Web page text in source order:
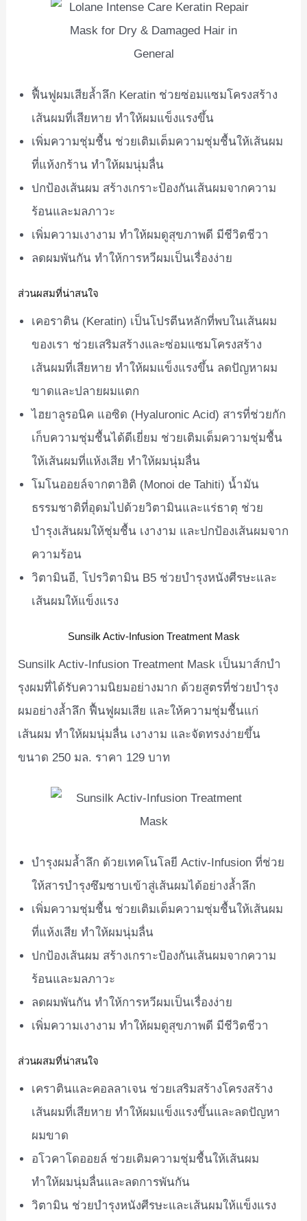
ฟื้นฟูผมเสียล้ำลึก Keratin ช่วยซ่อมแซมโครงสร้าง
เส้นผมที่เสียหาย ทำให้ผมแข็งแรงขึ้น
เพิ่มความชุ่มชื้น ช่วยเติมเต็มความชุ่มชื้นให้เส้นผม
ที่แห้งกร้าน ทำให้ผมนุ่มลื่น
ปกป้องเส้นผม สร้างเกราะป้องกันเส้นผมจากความ
ร้อนและมลภาวะ
เพิ่มความเงางาม ทำให้ผมดูสุขภาพดี มีชีวิตชีวา
ลดผมพันกัน ทำให้การหวีผมเป็นเรื่องง่าย
ส่วนผสมที่น่าสนใจ
เคอราติน (Keratin) เป็นโปรตีนหลักที่พบในเส้นผม
ของเรา ช่วยเสริมสร้างและซ่อมแซมโครงสร้าง
เส้นผมที่เสียหาย ทำให้ผมแข็งแรงขึ้น ลดปัญหาผม
ขาดและปลายผมแตก
ไฮยาลูรอนิค แอซิด (Hyaluronic Acid) สารที่ช่วยกัก
เก็บความชุ่มชื้นได้ดีเยี่ยม ช่วยเติมเต็มความชุ่มชื้น
ให้เส้นผมที่แห้งเสีย ทำให้ผมนุ่มลื่น
โมโนออยล์จากตาฮิติ (Monoi de Tahiti) น้ำมัน
ธรรมชาติที่อุดมไปด้วยวิตามินและแร่ธาตุ ช่วย
บำรุงเส้นผมให้ชุ่มชื้น เงางาม และปกป้องเส้นผมจาก
ความร้อน
วิตามินอี, โปรวิตามิน B5 ช่วยบำรุงหนังศีรษะและ
เส้นผมให้แข็งแรง
Sunsilk Activ-Infusion Treatment Mask
Sunsilk Activ-Infusion Treatment Mask เป็นมาส์กบำ
รุงผมที่ได้รับความนิยมอย่างมาก ด้วยสูตรที่ช่วยบำรุง
ผมอย่างล้ำลึก ฟื้นฟูผมเสีย และให้ความชุ่มชื้นแก่
เส้นผม ทำให้ผมนุ่มลื่น เงางาม และจัดทรงง่ายขึ้น
ขนาด 250 มล. ราคา 129 บาท
บำรุงผมล้ำลึก ด้วยเทคโนโลยี Activ-Infusion ที่ช่วย
ให้สารบำรุงซึมซาบเข้าสู่เส้นผมได้อย่างล้ำลึก
เพิ่มความชุ่มชื้น ช่วยเติมเต็มความชุ่มชื้นให้เส้นผม
ที่แห้งเสีย ทำให้ผมนุ่มลื่น
ปกป้องเส้นผม สร้างเกราะป้องกันเส้นผมจากความ
ร้อนและมลภาวะ
ลดผมพันกัน ทำให้การหวีผมเป็นเรื่องง่าย
เพิ่มความเงางาม ทำให้ผมดูสุขภาพดี มีชีวิตชีวา
ส่วนผสมที่น่าสนใจ
เคราตินและคอลลาเจน ช่วยเสริมสร้างโครงสร้าง
เส้นผมที่เสียหาย ทำให้ผมแข็งแรงขึ้นและลดปัญหา
ผมขาด
อโวคาโดออยล์ ช่วยเติมความชุ่มชื้นให้เส้นผม
ทำให้ผมนุ่มลื่นและลดการพันกัน
วิตามิน ช่วยบำรุงหนังศีรษะและเส้นผมให้แข็งแรง